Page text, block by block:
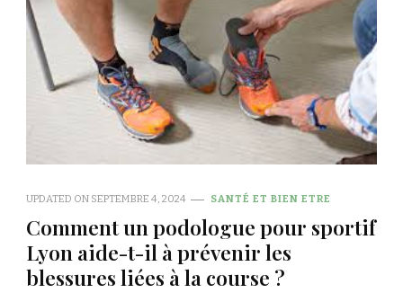
UPDATED ON SEPTEMBRE 4, 2024 SANTÉ ET BIEN ETRE
Comment un podologue pour sportif
Lyon aide-t-il à prévenir les
blessures liées à la course ?